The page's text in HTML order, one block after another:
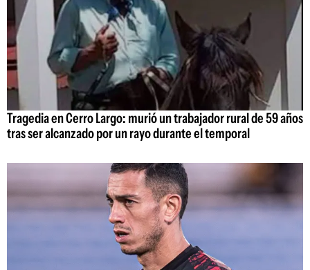
Tragedia en Cerro Largo: murió un trabajador rural de 59 años
tras ser alcanzado por un rayo durante el temporal